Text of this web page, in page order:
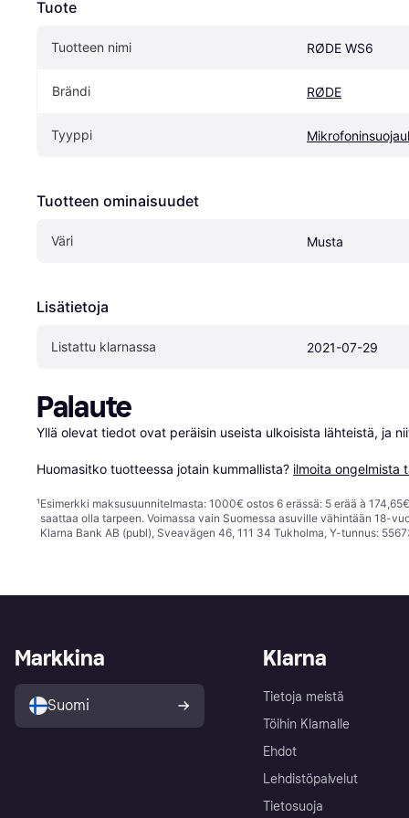
Tuote
Tuotteen nimi RØDE WS6
Brändi RØDE
Tyyppi
Tuotteen ominaisuudet
Väri Musta
Lisätietoja
Listattu klarnassa 2021-07-29
Palaute
Yllä olevat tiedot ovat peräisin useista ulkoisista lähteistä, ja
Huomasitko tuotteessa jotain kummallista? ilmoita ongelmista
¹Esimerkki maksusuunnitelmasta: 1000€ ostos 6 erässä: 5 erää à
saattaa olla tarpeen. Voimassa vain Suomessa asuville vähintään 18-
Klarna Bank AB (publ), Sveavägen 46, 111 34 Tukholma, Y-tunnus:
Klarna
Tietoja meistä
Töihin Klarnalle
Ehdot
Lehdistöpalvelut
Tietosuoja
Markkina
Suomi